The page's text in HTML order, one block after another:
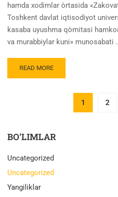
hamda xodimlar òrtasida
Toshkent davlat iqtisodiyot
kasaba uyushma qòmitasi
va murabbiylar kuni» munosabati
READ MORE
1 2
BO’LIMLAR
Uncategorized
Uncategorized
Yangiliklar